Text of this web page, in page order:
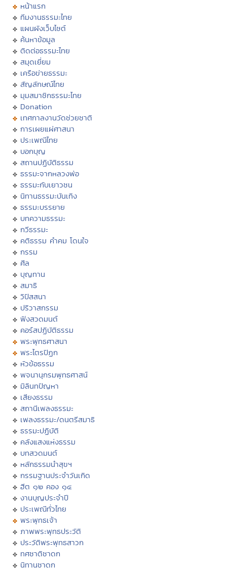
หน้าแรก
ทีมงานธรรมะไทย
แผนผังเว็บไซต์
ค้นหาข้อมูล
ติดต่อธรรมะไทย
สมุดเยี่ยม
เครือข่ายธรรมะ
สัญลักษณ์ไทย
มุมสมาชิกธรรมะไทย
Donation
เทศกาลงานวัดช่วยชาติ
การเผยแผ่ศาสนา
ประเพณีไทย
บอกบุญ
สถานปฏิบัติธรรม
ธรรมะจากหลวงพ่อ
ธรรมะกับเยาวชน
นิทานธรรมะบันเทิง
ธรรมะบรรยาย
บทความธรรมะ
กวีธรรมะ
คติธรรม คำคม โดนใจ
กรรม
ศีล
บุญทาน
สมาธิ
วิปัสสนา
ปริวาสกรรม
ฟังสวดมนต์
คอร์สปฏิบัติธรรม
พระพุทธศาสนา
พระไตรปิฏก
หัวข้อธรรม
พจนานุกรมพุทธศาสน์
มิลินทปัญหา
เสียงธรรม
สถานีเพลงธรรมะ
เพลงธรรมะ/ดนตรีสมาธิ
ธรรมะปฏิบัติ
คลังแสงแห่งธรรม
บทสวดมนต์
หลักธรรมนำสุขฯ
กรรมฐานประจำวันเกิด
ฮีต ๑๒ คอง ๑๔
งานบุญประจำปี
ประเพณีทั่วไทย
พระพุทธเจ้า
ภาพพระพุทธประวัติ
ประวัติพระพุทธสาวก
ทศชาติชาดก
นิทานชาดก